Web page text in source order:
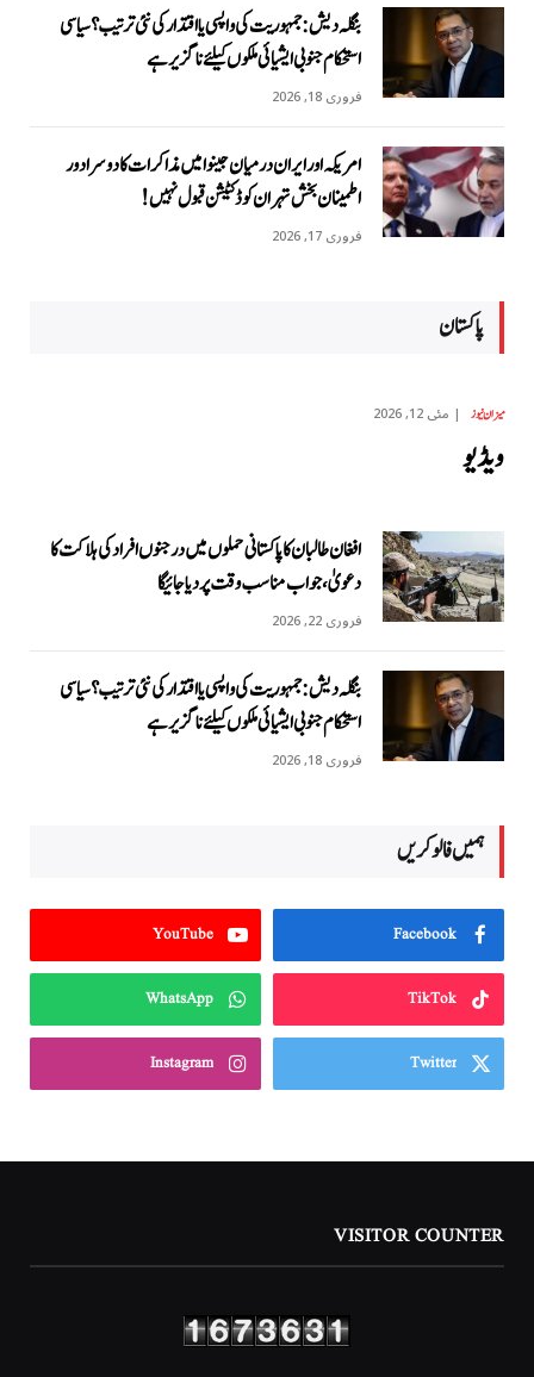
بنگلہ دیش: جمہوریت کی واپسی یا اقتدار کی نئی ترتیب؟ سیاسی
استحکام جنوبی ایشیائی ملکوں کیلئے ناگزیر ہے
فروری 18, 2026
امریکہ اور ایران درمیان جینوا میں مذاکرات کا دوسرا دور
اطمینان بخش تہران کو ڈکٹیشن قبول نہیں!
فروری 17, 2026
پاکستان
میزان نیوز مئی 12, 2026
ویڈیو
افغان طالبان کا پاکستانی حملوں میں درجنوں افراد کی ہلاکت کا
دعویٰ، جواب مناسب وقت پر دیا جائیگا
فروری 22, 2026
بنگلہ دیش: جمہوریت کی واپسی یا اقتدار کی نئی ترتیب؟ سیاسی
استحکام جنوبی ایشیائی ملکوں کیلئے ناگزیر ہے
فروری 18, 2026
ہمیں فالو کریں
Facebook
YouTube
TikTok
WhatsApp
Twitter
Instagram
VISITOR COUNTER